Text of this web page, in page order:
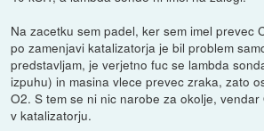
Na zacetku sem padel, ker sem imel prevec
po zamenjavi katalizatorja je bil problem
predstavljam, je verjetno fuc se lambda
izpuhu) in masina vlece prevec zraka, zato
O2. S tem se ni nic narobe za okolje,
v katalizatorju.